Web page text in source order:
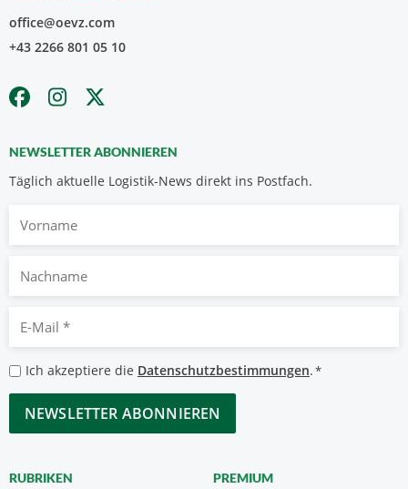
office@oevz.com
+43 2266 801 05 10
NEWSLETTER ABONNIEREN
Täglich aktuelle Logistik-News direkt ins Postfach.
Nachname
Mail
*
Datenschutzbestimmungen
*
Ich akzeptiere die Datenschutzbestimmungen.*
CAPTCHA
RUBRIKEN PREMIUM